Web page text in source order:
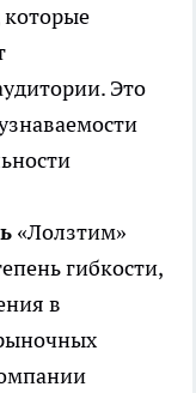
Это
«Лолзтим»
гибкости,
в